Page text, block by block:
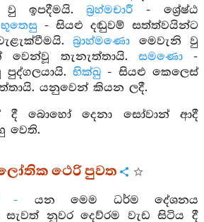
වු ඉපදීමයි.බ්‍රහ්මචාරී- ශ්‍රේෂ්ඨ
භූතෙසු- සියළු දඬුවම් සත්ත්වයින්ට
බ්‍රාහ්මණො මෙවැනි වු
වෙන්වූ තැනැත්තායි. සමණො-
භික්ඛු - සියළු කෙලෙස්
යනුවෙන් කියන ලදී.
දී බොහෝ දෙනා සෝවාන් ආදී
වෙති.
ථෙරි පුවත
- යන මෙම ධර්ම දේශනය
නුවර දෙව්රම වැඩ සිටිය දී